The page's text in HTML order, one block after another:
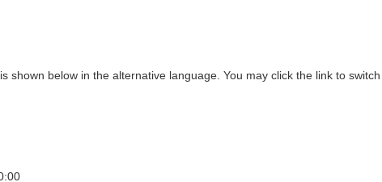
shown below in the alternative language. You may click the link to